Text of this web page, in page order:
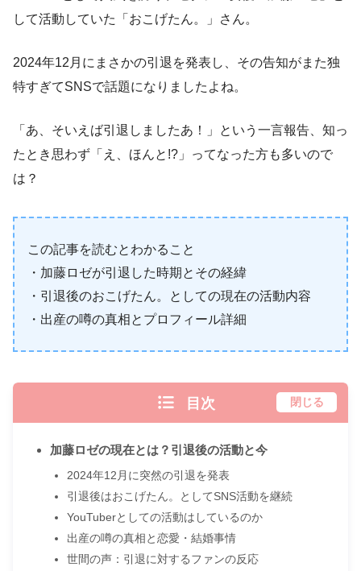
して活動していた「おこげたん。」さん。
2024年12月にまさかの引退を発表し、その告知がまた独
特すぎてSNSで話題になりましたよね。
「あ、そいえば引退しましたあ！」という一言報告、知っ
たとき思わず「え、ほんと!?」ってなった方も多いので
は？
この記事を読むとわかること
・加藤ロゼが引退した時期とその経緯
・引退後のおこげたん。としての現在の活動内容
・出産の噂の真相とプロフィール詳細
目次 閉じる
加藤ロゼの現在とは？引退後の活動と今
2024年12月に突然の引退を発表
引退後はおこげたん。としてSNS活動を継続
YouTuberとしての活動はしているのか
出産の噂の真相と恋愛・結婚事情
世間の声：引退に対するファンの反応